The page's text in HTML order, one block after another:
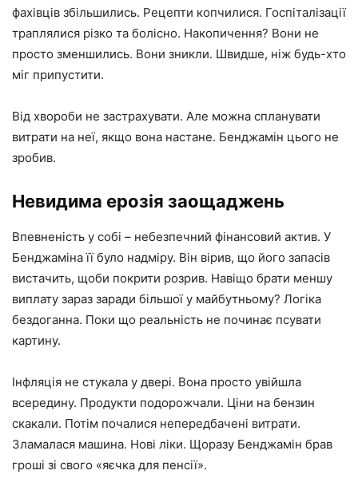
фахівців збільшились. Рецепти копчилися. Госпіталізації
траплялися різко та болісно. Накопичення? Вони не
просто зменшились. Вони зникли. Швидше, ніж будь-хто
міг припустити.
Від хвороби не застрахувати. Але можна спланувати
витрати на неї, якщо вона настане. Бенджамін цього не
зробив.
Невидима ерозія заощаджень
Впевненість у собі – небезпечний фінансовий актив. У
Бенджаміна її було надміру. Він вірив, що його запасів
вистачить, щоби покрити розрив. Навіщо брати меншу
виплату зараз заради більшої у майбутньому? Логіка
бездоганна. Поки що реальність не починає псувати
картину.
Інфляція не стукала у двері. Вона просто увійшла
всередину. Продукти подорожчали. Ціни на бензин
скакали. Потім почалися непередбачені витрати.
Зламалася машина. Нові ліки. Щоразу Бенджамін брав
гроші зі свого «яєчка для пенсії».